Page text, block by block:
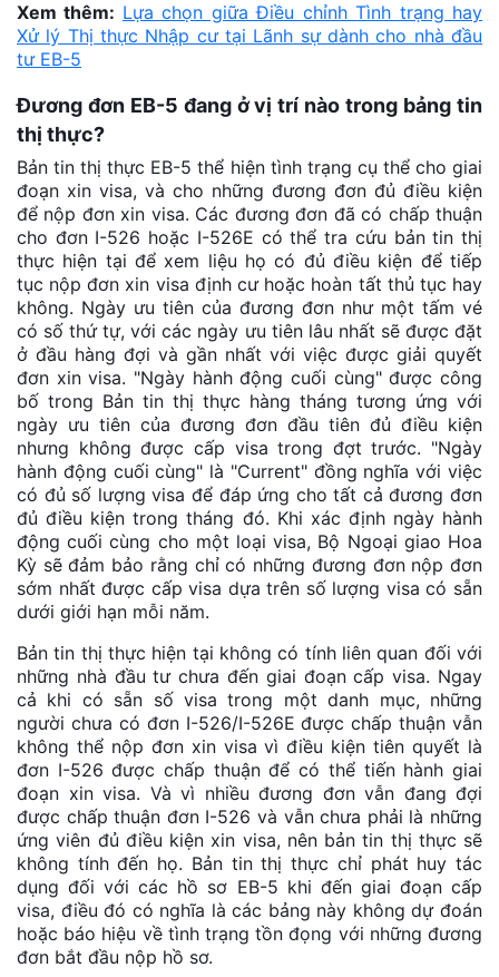
Xem thêm: Lựa chọn giữa Điều chỉnh Tình trạng hay
Xử lý Thị thực Nhập cư tại Lãnh sự dành cho nhà đầu
tư EB-5
Đương đơn EB-5 đang ở vị trí nào trong bảng tin
thị thực?
Bản tin thị thực EB-5 thể hiện tình trạng cụ thể cho giai
đoạn xin visa, và cho những đương đơn đủ điều kiện
để nộp đơn xin visa. Các đương đơn đã có chấp thuận
cho đơn I-526 hoặc I-526E có thể tra cứu bản tin thị
thực hiện tại để xem liệu họ có đủ điều kiện để tiếp
tục nộp đơn xin visa định cư hoặc hoàn tất thủ tục hay
không. Ngày ưu tiên của đương đơn như một tấm vé
có số thứ tự, với các ngày ưu tiên lâu nhất sẽ được đặt
ở đầu hàng đợi và gần nhất với việc được giải quyết
đơn xin visa. "Ngày hành động cuối cùng" được công
bố trong Bản tin thị thực hàng tháng tương ứng với
ngày ưu tiên của đương đơn đầu tiên đủ điều kiện
nhưng không được cấp visa trong đợt trước. "Ngày
hành động cuối cùng" là "Current" đồng nghĩa với việc
có đủ số lượng visa để đáp ứng cho tất cả đương đơn
đủ điều kiện trong tháng đó. Khi xác định ngày hành
động cuối cùng cho một loại visa, Bộ Ngoại giao Hoa
Kỳ sẽ đảm bảo rằng chỉ có những đương đơn nộp đơn
sớm nhất được cấp visa dựa trên số lượng visa có sẵn
dưới giới hạn mỗi năm.
Bản tin thị thực hiện tại không có tính liên quan đối với
những nhà đầu tư chưa đến giai đoạn cấp visa. Ngay
cả khi có sẵn số visa trong một danh mục, những
người chưa có đơn I-526/I-526E được chấp thuận vẫn
không thể nộp đơn xin visa vì điều kiện tiên quyết là
đơn I-526 được chấp thuận để có thể tiến hành giai
đoạn xin visa. Và vì nhiều đương đơn vẫn đang đợi
được chấp thuận đơn I-526 và vẫn chưa phải là những
ứng viên đủ điều kiện xin visa, nên bản tin thị thực sẽ
không tính đến họ. Bản tin thị thực chỉ phát huy tác
dụng đối với các hồ sơ EB-5 khi đến giai đoạn cấp
visa, điều đó có nghĩa là các bảng này không dự đoán
hoặc báo hiệu về tình trạng tồn đọng với những đương
đơn bắt đầu nộp hồ sơ.